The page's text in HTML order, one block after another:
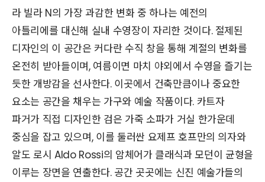
라 빌라 N의 가장 과감한 변화 중 하나는 예전의
아틀리에를 대신해 실내 수영장이 자리한 것이다. 절제된
디자인의 이 공간은 커다란 수직 창을 통해 계절의 변화를
온전히 받아들이며, 여름이면 마치 야외에서 수영을 즐기는
듯한 개방감을 선사한다. 이곳에서 건축만큼이나 중요한
요소는 공간을 채우는 가구와 예술 작품이다. 카트자
파거가 직접 디자인한 검은 가죽 소파가 거실 한가운데
중심을 잡고 있으며, 이를 둘러싼 요제프 호프만의 의자와
알도 로시 Aldo Rossi의 암체어가 클래식과 모던이 균형을
이루는 장면을 연출한다. 공간 곳곳에는 신진 예술가들의